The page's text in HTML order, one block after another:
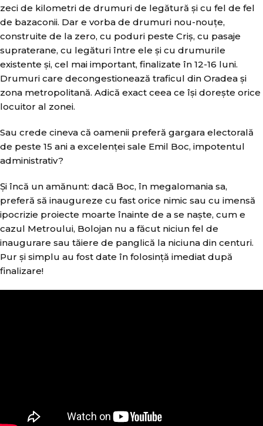
zeci de kilometri de drumuri de legătură și cu fel de fel
de bazaconii. Dar e vorba de drumuri nou-nouțe,
construite de la zero, cu poduri peste Criș, cu pasaje
supraterane, cu legături între ele și cu drumurile
existente și, cel mai important, finalizate în 12-16 luni.
Drumuri care decongestionează traficul din Oradea și
zona metropolitană. Adică exact ceea ce își dorește orice
locuitor al zonei.
Sau crede cineva că oamenii preferă gargara electorală
de peste 15 ani a excelenței sale Emil Boc, impotentul
administrativ?
Și încă un amănunt: dacă Boc, în megalomania sa,
preferă să inaugureze cu fast orice nimic sau cu imensă
ipocrizie proiecte moarte înainte de a se naște, cum e
cazul Metroului, Bolojan nu a făcut niciun fel de
inaugurare sau tăiere de panglică la niciuna din centuri.
Pur și simplu au fost date în folosință imediat după
finalizare!